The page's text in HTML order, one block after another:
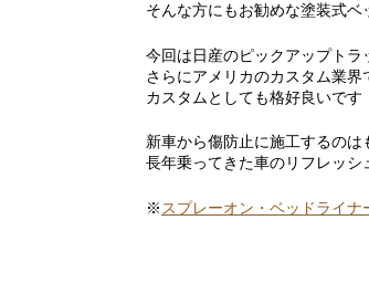
そんな方にもお勧めな塗装式ベ
今回は日産のピックアップトラ
さらにアメリカのカスタム業界
カスタムとしても格好良いです
新車から傷防止に施工するのは
長年乗ってきた車のリフレッシ
※ スプレーオン・ベッドライナ